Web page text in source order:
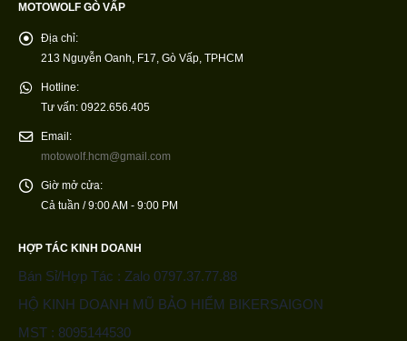
MOTOWOLF GÒ VẤP
Địa chỉ:
213 Nguyễn Oanh, F17, Gò Vấp, TPHCM
Hotline:
Tư vấn: 0922.656.405
Email:
motowolf.hcm@gmail.com
Giờ mở cửa:
Cả tuần / 9:00 AM - 9:00 PM
HỢP TÁC KINH DOANH
Bán Sỉ/Hợp Tác : Zalo 0797.37.77.88
HỘ KINH DOANH MŨ BẢO HIỂM BIKERSAIGON
MST : 8095144530